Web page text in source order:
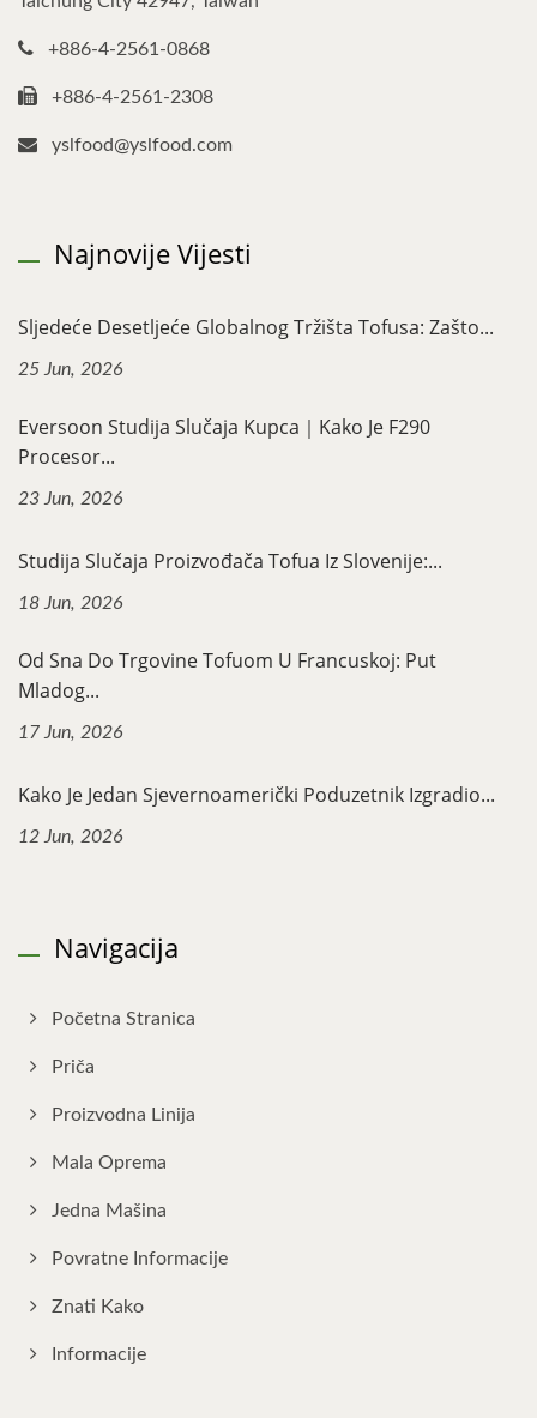
+886-4-2561-0868
+886-4-2561-2308
yslfood@yslfood.com
Najnovije Vijesti
Sljedeće Desetljeće Globalnog Tržišta Tofusa: Zašto...
25 Jun, 2026
Eversoon Studija Slučaja Kupca｜Kako Je F290
Procesor...
23 Jun, 2026
Studija Slučaja Proizvođača Tofua Iz Slovenije:...
18 Jun, 2026
Od Sna Do Trgovine Tofuom U Francuskoj: Put
Mladog...
17 Jun, 2026
Kako Je Jedan Sjevernoamerički Poduzetnik Izgradio...
12 Jun, 2026
Navigacija
Početna Stranica
Priča
Proizvodna Linija
Mala Oprema
Jedna Mašina
Povratne Informacije
Znati Kako
Informacije